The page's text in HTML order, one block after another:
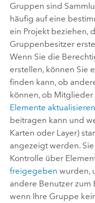
Gruppen sind
häufig auf eine
ein Projekt beziehen,
Gruppenbesitzer
Wenn Sie die
erstellen, können Sie
finden kann, ob
können, ob Mitglieder
Elemente aktualisieren
beitragen kann und
Karten oder Layer)
angezeigt werden.
Kontrolle über
freigegeben wurden,
andere Benutzer zum
wenn Ihre Gruppe